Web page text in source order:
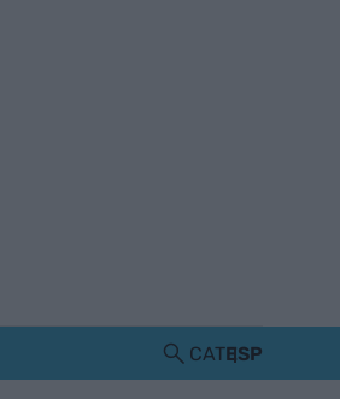
CATESP